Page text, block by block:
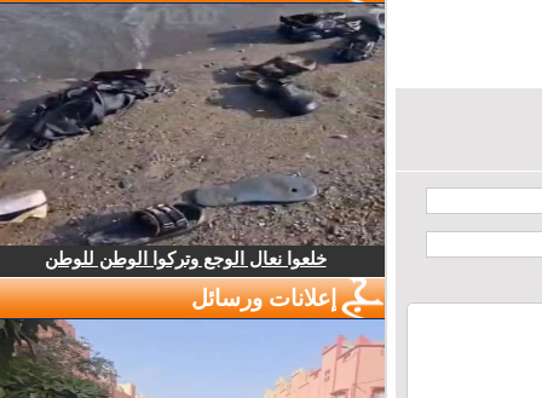
خلعوا نعال الوجع وتركوا الوطن للوطن
إعلانات ورسائل